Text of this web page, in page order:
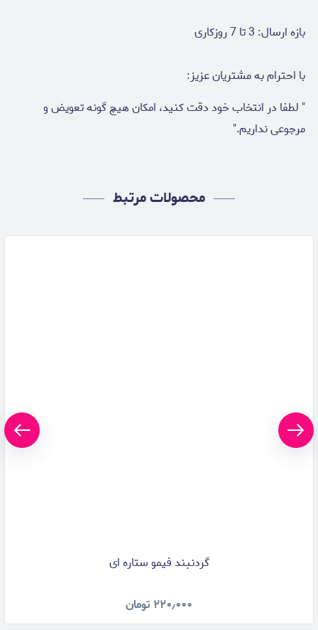
بازه ارسال: 3 تا 7 روزکاری
با احترام به مشتریان عزیز:
" لطفا در انتخاب خود دقت کنید، امکان هیچ گونه تعویض و
مرجوعی نداریم."
محصولات مرتبط
گردنبند فیمو ستاره ای
۲۲۰٫۰۰۰ تومان